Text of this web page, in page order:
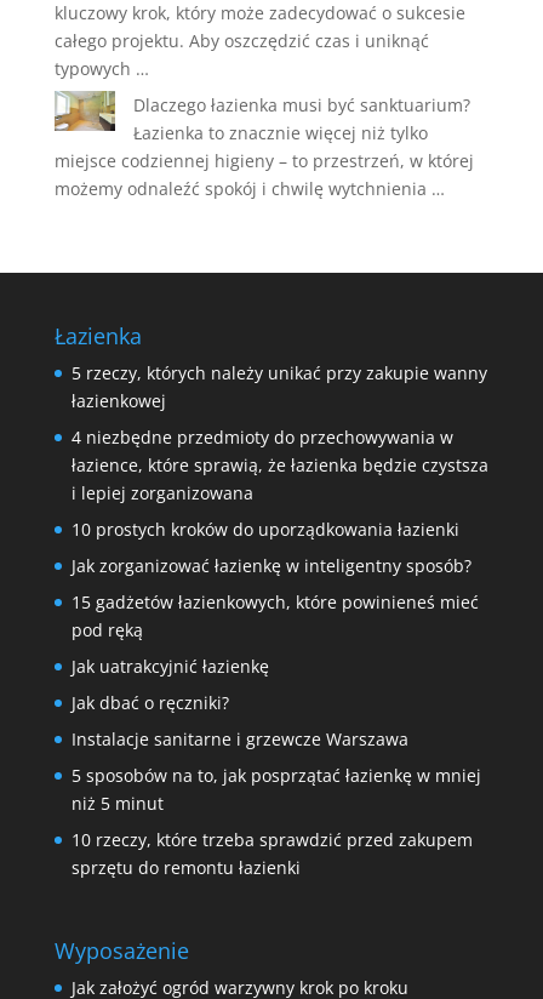
kluczowy krok, który może zadecydować o sukcesie
całego projektu. Aby oszczędzić czas i uniknąć
typowych …
Dlaczego łazienka musi być sanktuarium?
Łazienka to znacznie więcej niż tylko
miejsce codziennej higieny – to przestrzeń, w której
możemy odnaleźć spokój i chwilę wytchnienia …
Łazienka
5 rzeczy, których należy unikać przy zakupie wanny
łazienkowej
4 niezbędne przedmioty do przechowywania w
łazience, które sprawią, że łazienka będzie czystsza
i lepiej zorganizowana
10 prostych kroków do uporządkowania łazienki
Jak zorganizować łazienkę w inteligentny sposób?
15 gadżetów łazienkowych, które powinieneś mieć
pod ręką
Jak uatrakcyjnić łazienkę
Jak dbać o ręczniki?
Instalacje sanitarne i grzewcze Warszawa
5 sposobów na to, jak posprzątać łazienkę w mniej
niż 5 minut
10 rzeczy, które trzeba sprawdzić przed zakupem
sprzętu do remontu łazienki
Wyposażenie
Jak założyć ogród warzywny krok po kroku